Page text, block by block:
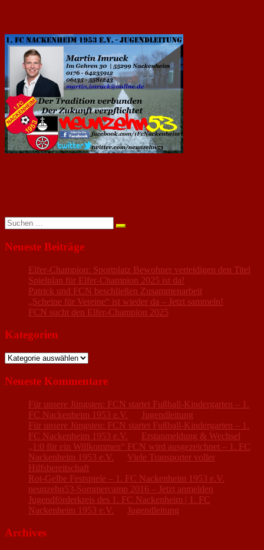
Suchen
nach:
Neueste Beiträge
Elfer-Champion: Sportplatz Bewohner verteidigen den Titel
Spielplan für Elfer-Champion 2025 ist da!
Patrick und FCN beschließen Zusammenarbeit
„Scheine für Vereine“ ist wieder da – Jetzt sammeln!
FCN sucht den Elfer-Champion 2025
Kategorien
Kategorien
Neueste Kommentare
Für unsere Jüngsten: FCN startet Fußball-Kindergarten – 1.
FC Nackenheim 1953 e.V.
Jugendleitung
Für unsere Jüngsten: FCN startet Fußball-Kindergarten – 1.
FC Nackenheim 1953 e.V.
Erstanmeldung & Wechsel
„1:0 für ein Willkommen“ FCN wird ausgezeichnet – 1. FC
Nackenheim 1953 e.V.
Viele Transporter voller
Hilfsbereitschaft
Rot-Gelbe Festspiele – 1. FC Nackenheim 1953 e.V.
neunzehn53-Sommercamp 2016 – Jetzt anmelden
Jugendförderkreis des 1. FC Nackenheim | 1. FC
Nackenheim 1953 e.V.
Jugendleitung
Archives